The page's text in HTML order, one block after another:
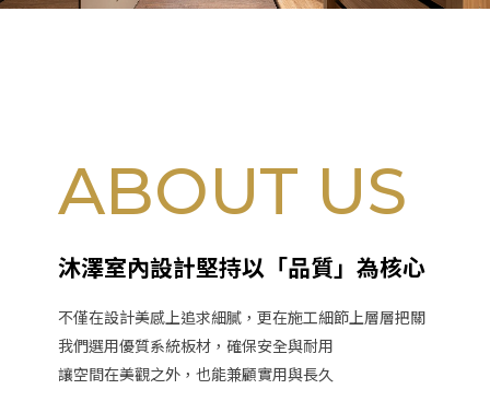
台中系統櫃家具ABOUT US
沐澤室內設計堅持以「品質」為核心
不僅在設計美感上追求細膩，更在施工細節上層層把關
我們選用優質系統板材，確保安全與耐用
讓空間在美觀之外，也能兼顧實用與長久